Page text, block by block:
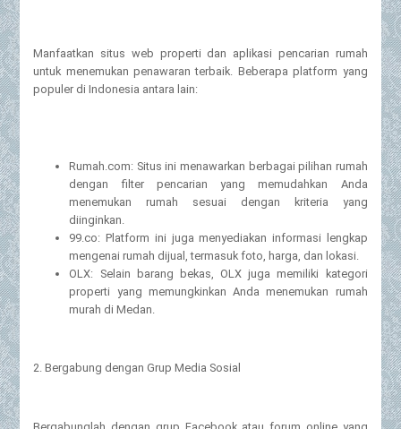
Manfaatkan situs web properti dan aplikasi pencarian rumah
untuk menemukan penawaran terbaik. Beberapa platform yang
populer di Indonesia antara lain:
Rumah.com: Situs ini menawarkan berbagai pilihan rumah
dengan filter pencarian yang memudahkan Anda
menemukan rumah sesuai dengan kriteria yang
diinginkan.
99.co: Platform ini juga menyediakan informasi lengkap
mengenai rumah dijual, termasuk foto, harga, dan lokasi.
OLX: Selain barang bekas, OLX juga memiliki kategori
properti yang memungkinkan Anda menemukan rumah
murah di Medan.
2. Bergabung dengan Grup Media Sosial